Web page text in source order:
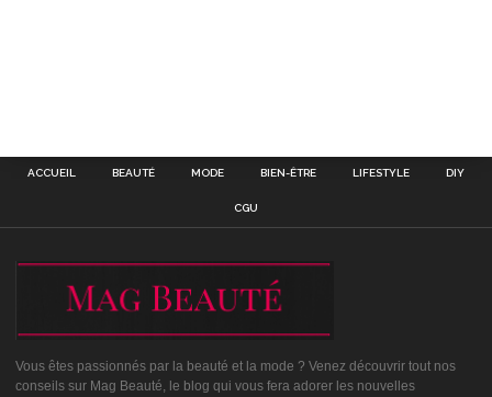
ACCUEIL BEAUTÉ MODE BIEN-ÊTRE LIFESTYLE DIY
CGU
Vous êtes passionnés par la beauté et la mode ? Venez découvrir tout nos
conseils sur Mag Beauté, le blog qui vous fera adorer les nouvelles